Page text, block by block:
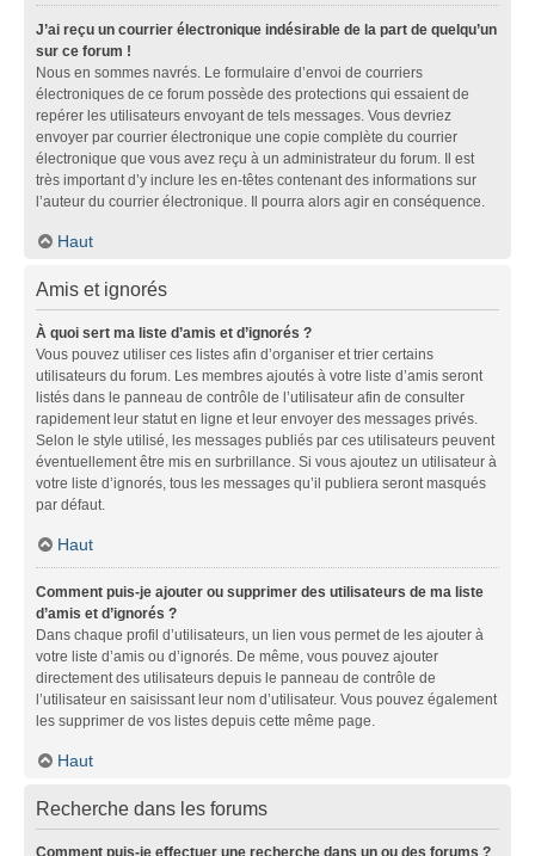
J’ai reçu un courrier électronique indésirable de la part de quelqu’un
sur ce forum !
Nous en sommes navrés. Le formulaire d’envoi de courriers
électroniques de ce forum possède des protections qui essaient de
repérer les utilisateurs envoyant de tels messages. Vous devriez
envoyer par courrier électronique une copie complète du courrier
électronique que vous avez reçu à un administrateur du forum. Il est
très important d’y inclure les en-têtes contenant des informations sur
l’auteur du courrier électronique. Il pourra alors agir en conséquence.
Haut
Amis et ignorés
À quoi sert ma liste d’amis et d’ignorés ?
Vous pouvez utiliser ces listes afin d’organiser et trier certains
utilisateurs du forum. Les membres ajoutés à votre liste d’amis seront
listés dans le panneau de contrôle de l’utilisateur afin de consulter
rapidement leur statut en ligne et leur envoyer des messages privés.
Selon le style utilisé, les messages publiés par ces utilisateurs peuvent
éventuellement être mis en surbrillance. Si vous ajoutez un utilisateur à
votre liste d’ignorés, tous les messages qu’il publiera seront masqués
par défaut.
Haut
Comment puis-je ajouter ou supprimer des utilisateurs de ma liste
d’amis et d’ignorés ?
Dans chaque profil d’utilisateurs, un lien vous permet de les ajouter à
votre liste d’amis ou d’ignorés. De même, vous pouvez ajouter
directement des utilisateurs depuis le panneau de contrôle de
l’utilisateur en saisissant leur nom d’utilisateur. Vous pouvez également
les supprimer de vos listes depuis cette même page.
Haut
Recherche dans les forums
Comment puis-je effectuer une recherche dans un ou des forums ?